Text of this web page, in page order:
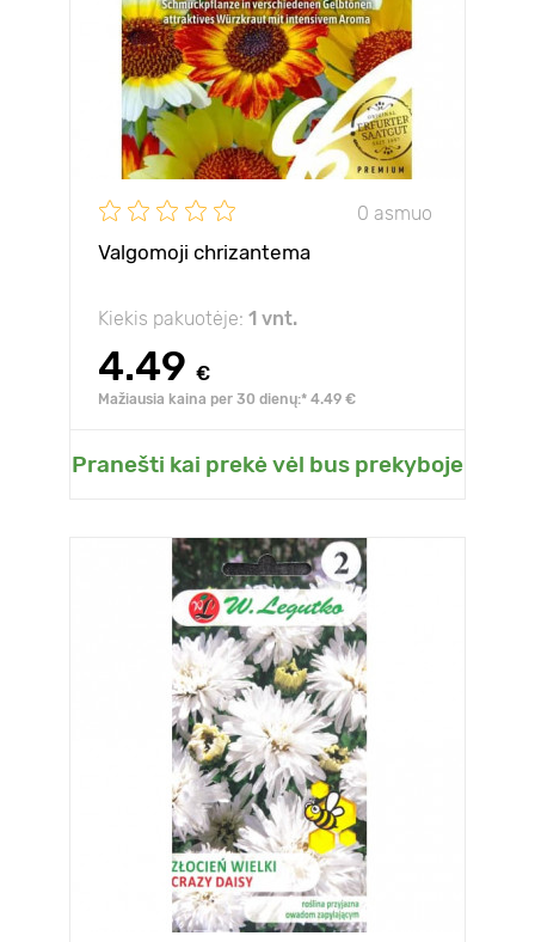
0 asmuo
Valgomoji chrizantema
Kiekis pakuotėje: 1 vnt.
4.49 €
Mažiausia kaina per 30 dienų:* 4.49 €
Pranešti kai prekė vėl bus prekyboje